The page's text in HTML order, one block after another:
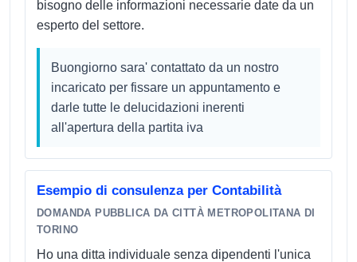
bisogno delle informazioni necessarie date da un
esperto del settore.
Buongiorno sara' contattato da un nostro
incaricato per fissare un appuntamento e
darle tutte le delucidazioni inerenti
all'apertura della partita iva
Esempio di consulenza per Contabilità
DOMANDA PUBBLICA DA CITTÀ METROPOLITANA DI
TORINO
Ho una ditta individuale senza dipendenti l'unica